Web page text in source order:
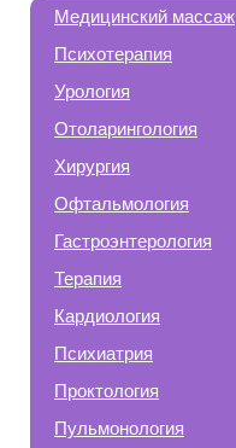
Медицинский массаж
Психотерапия
Урология
Отоларингология
Хирургия
Офтальмология
Гастроэнтерология
Терапия
Кардиология
Психиатрия
Проктология
Пульмонология